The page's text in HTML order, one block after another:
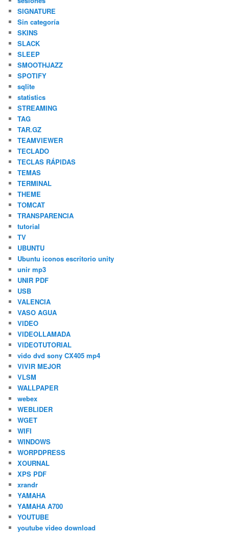
SIGNATURE
Sin categoría
SKINS
SLACK
SLEEP
SMOOTHJAZZ
SPOTIFY
sqlite
statistics
STREAMING
TAG
TAR.GZ
TEAMVIEWER
TECLADO
TECLAS RÁPIDAS
TEMAS
TERMINAL
THEME
TOMCAT
TRANSPARENCIA
tutorial
TV
UBUNTU
Ubuntu iconos escritorio unity
unir mp3
UNIR PDF
USB
VALENCIA
VASO AGUA
VIDEO
VIDEOLLAMADA
VIDEOTUTORIAL
vido dvd sony CX405 mp4
VIVIR MEJOR
VLSM
WALLPAPER
webex
WEBLIDER
WGET
WIFI
WINDOWS
WORPDPRESS
XOURNAL
XPS PDF
xrandr
YAMAHA
YAMAHA A700
YOUTUBE
youtube video download